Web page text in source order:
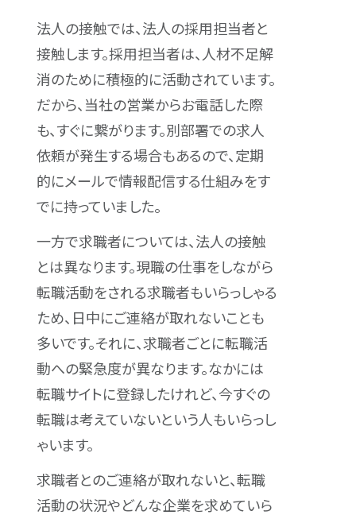
法人の接触では、法人の採用担当者と
接触します。採用担当者は、人材不足解
消のために積極的に活動されています。
だから、当社の営業からお電話した際
も、すぐに繋がります。別部署での求人
依頼が発生する場合もあるので、定期
的にメールで情報配信する仕組みをす
でに持っていました。
一方で求職者については、法人の接触
とは異なります。現職の仕事をしながら
転職活動をされる求職者もいらっしゃる
ため、日中にご連絡が取れないことも
多いです。それに、求職者ごとに転職活
動への緊急度が異なります。なかには
転職サイトに登録したけれど、今すぐの
転職は考えていないという人もいらっし
ゃいます。
求職者とのご連絡が取れないと、転職
活動の状況やどんな企業を求めていら